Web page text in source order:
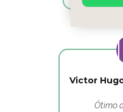
Victor
Ótimo